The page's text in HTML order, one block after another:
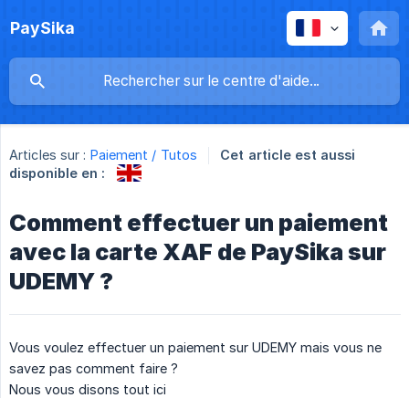
PaySika
Articles sur : Paiement / Tutos
Cet article est aussi
disponible en :
Comment effectuer un paiement
avec la carte XAF de PaySika sur
UDEMY ?
Vous voulez effectuer un paiement sur UDEMY mais vous ne
savez pas comment faire ?
Nous vous disons tout ici